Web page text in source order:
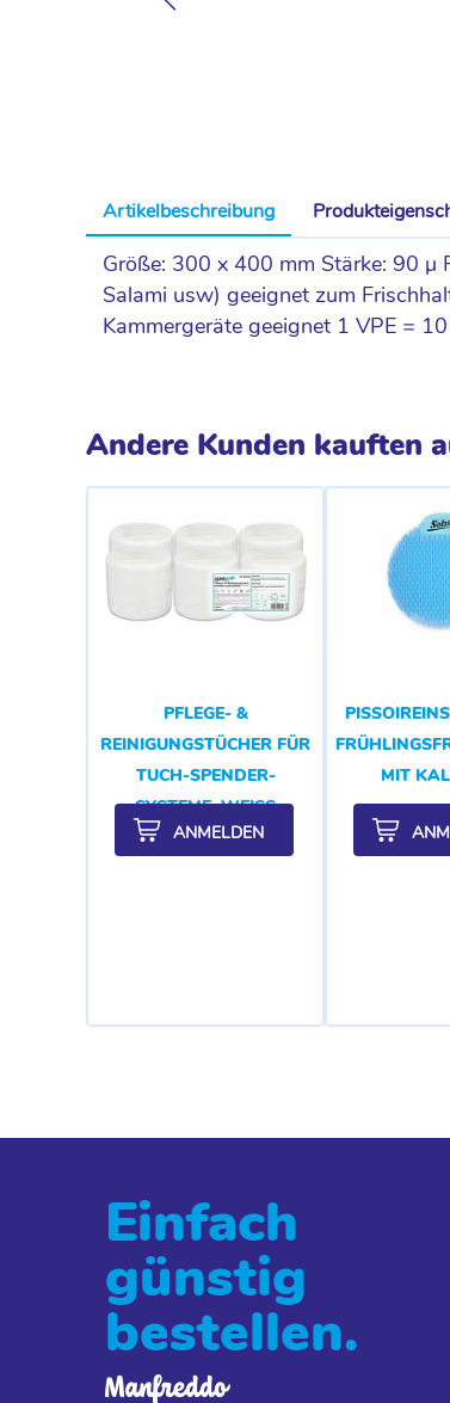
Artikelbeschreibung
Größe: 300 x 400 mm Stärke: 90 µ
Salami usw) geeignet zum
Kammergeräte geeignet 1 VPE =
Andere Kunden kauften
PFLEGE- &
REINIGUNGSTÜCHER FÜR
TUCH-SPENDER-
SYSTEME, WEISS
ANMELDEN
MIT
Einfach
günstig
bestellen.